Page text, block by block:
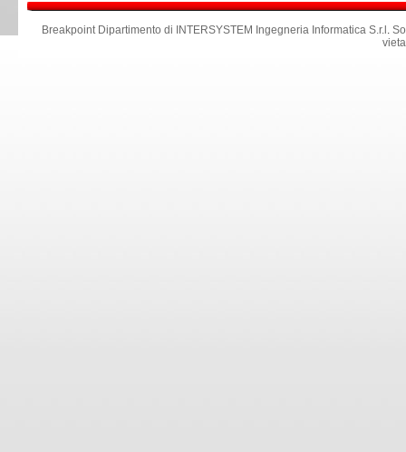
Breakpoint Dipartimento di INTERSYSTEM Ingegneria Informatica S.r.l .